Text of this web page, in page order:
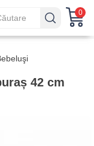
0
42 cm